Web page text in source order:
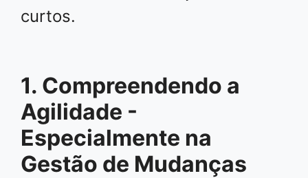
curtos.
1. Compreendendo a
Agilidade -
Especialmente na
Gestão de Mudanças